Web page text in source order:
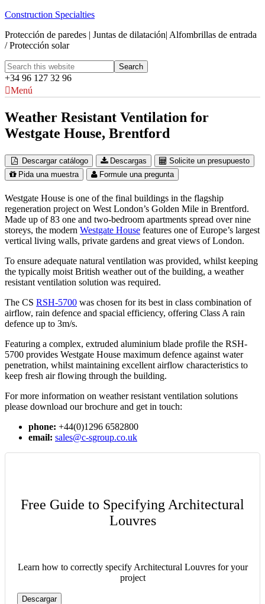
Construction Specialties
Protección de paredes | Juntas de dilatación| Alfombrillas de entrada
/ Protección solar
+34 96 127 32 96
Menú
Weather Resistant Ventilation for
Westgate House, Brentford
Descargar catálogo Descargas
Solicite un presupuesto
Pida una muestra
Formule una pregunta
Westgate House is one of the final buildings in the flagship
regeneration project on West London’s Golden Mile in Brentford.
Made up of 83 one and two-bedroom apartments spread over nine
storeys, the modern Westgate House features one of Europe’s largest
vertical living walls, private gardens and great views of London.
To ensure adequate natural ventilation was provided, whilst keeping
the typically moist British weather out of the building, a weather
resistant ventilation solution was required.
The CS RSH-5700 was chosen for its best in class combination of
airflow, rain defence and spacial efficiency, offering Class A rain
defence up to 3m/s.
Featuring a complex, extruded aluminium blade profile the RSH-
5700 provides Westgate House maximum defence against water
penetration, whilst maintaining excellent airflow characteristics to
keep fresh air flowing through the building.
For more information on weather resistant ventilation solutions
please download our brochure and get in touch:
phone: +44(0)1296 6582800
email: sales@c-sgroup.co.uk
Free Guide to Specifying Architectural
Louvres
Learn how to correctly specify Architectural Louvres for your
project
Descargar